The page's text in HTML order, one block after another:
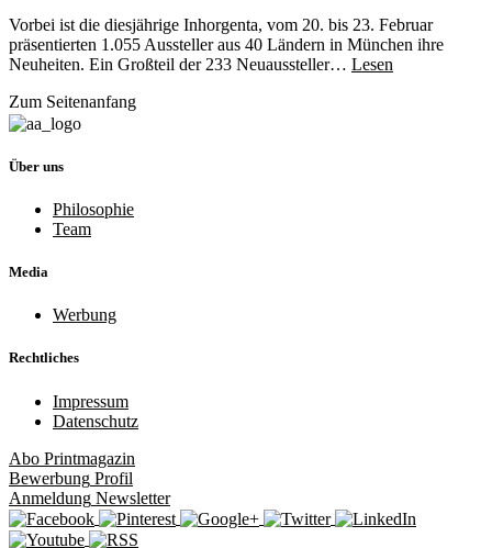
Vorbei ist die diesjährige Inhorgenta, vom 20. bis 23. Februar
präsentierten 1.055 Aussteller aus 40 Ländern in München ihre
Neuheiten. Ein Großteil der 233 Neuaussteller… Lesen
Zum Seitenanfang
Über uns
Philosophie
Team
Media
Werbung
Rechtliches
Impressum
Datenschutz
Abo Printmagazin
Bewerbung Profil
Anmeldung Newsletter